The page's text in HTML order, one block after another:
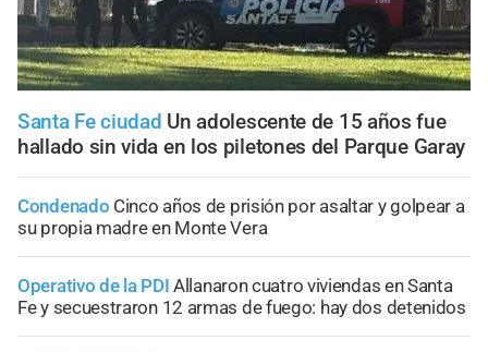
Santa Fe ciudad Un adolescente de 15 años fue
hallado sin vida en los piletones del Parque Garay
Condenado Cinco años de prisión por asaltar y golpear a
su propia madre en Monte Vera
Operativo de la PDI Allanaron cuatro viviendas en Santa
Fe y secuestraron 12 armas de fuego: hay dos detenidos